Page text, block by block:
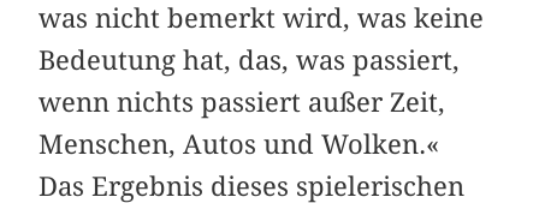
was nicht bemerkt wird, was keine
Bedeutung hat, das, was passiert,
wenn nichts passiert außer Zeit,
Menschen, Autos und Wolken.«
Das Ergebnis dieses spielerischen